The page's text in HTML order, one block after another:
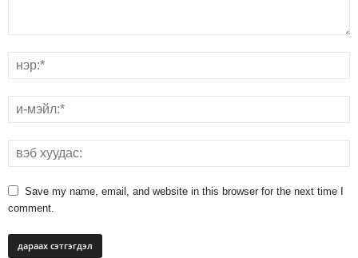
Save my name, email, and website in this browser for the next time I
comment.